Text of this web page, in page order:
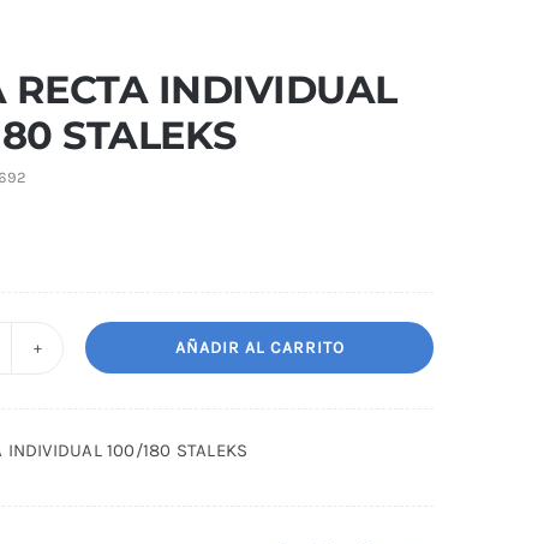
RECTA INDIVIDUAL
STALEKS
180
AÑADIR AL CARRITO
INDIVIDUAL 100/180 STALEKS